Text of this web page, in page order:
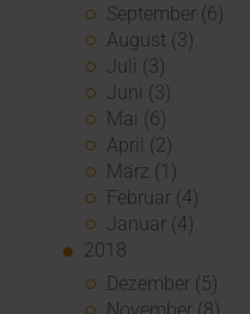
September (6)
August (3)
Juli (3)
Juni (3)
Mai (6)
April (2)
März (1)
Februar (4)
Januar (4)
2018
Dezember (5)